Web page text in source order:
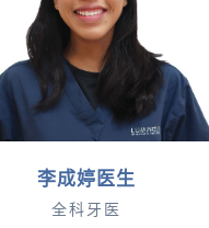
李成婷医生
全科牙医